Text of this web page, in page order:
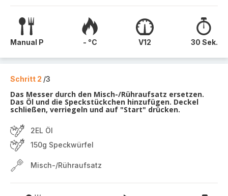
Manual P - °C V12 30 Sek.
Schritt 2 /3
Das Messer durch den Misch-/Rühraufsatz ersetzen.
Das Öl und die Speckstückchen hinzufügen. Deckel
schließen, verriegeln und auf "Start" drücken.
2EL Öl
150g Speckwürfel
Misch-/Rühraufsatz